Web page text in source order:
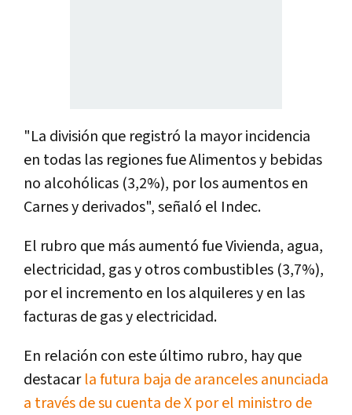
"La división que registró la mayor incidencia
en todas las regiones fue Alimentos y bebidas
no alcohólicas (3,2%), por los aumentos en
Carnes y derivados", señaló el Indec.
El rubro que más aumentó fue Vivienda, agua,
electricidad, gas y otros combustibles (3,7%),
por el incremento en los alquileres y en las
facturas de gas y electricidad.
En relación con este último rubro, hay que
destacarla futura baja de aranceles anunciada
a través de su cuenta de X por el ministro de